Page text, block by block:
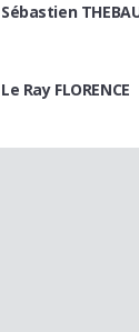
Sébastien
Le Ray FLORENCE